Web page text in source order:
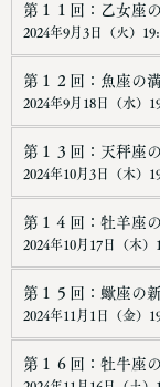
第１１回：乙女座
2024年9月3日（火）
第１２回：魚座の
2024年9月18日（水）
第１３回：天秤座
2024年10月3日（木）
第１４回：牡羊座
2024年10月17日（木）
第１５回：蠍座の
2024年11月1日（金）
第１６回：牡牛座